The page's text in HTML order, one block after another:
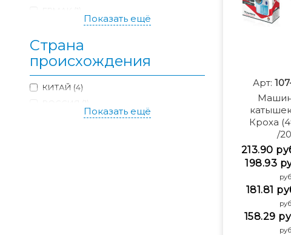
Арт:
Кроха
/
213.90
198.93
181.81
158.29
Показать ещё
Страна
происхождения
КИТАЙ (4)
Показать ещё